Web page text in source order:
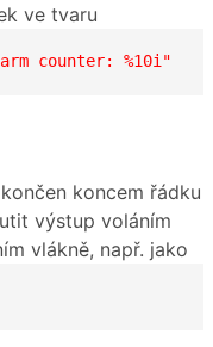
ve tvaru
counter: %10i"
koncem řádku
výstup voláním
vlákně, např. jako